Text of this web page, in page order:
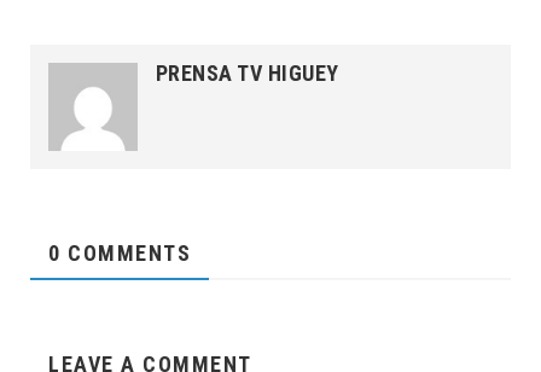
PRENSA TV HIGUEY
0 COMMENTS
LEAVE A COMMENT